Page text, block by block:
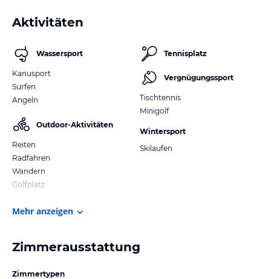
Aktivitäten
Wassersport
Kanusport
Surfen
Angeln
Outdoor-Aktivitäten
Reiten
Radfahren
Wandern
Golfplatz
Tennisplatz
Vergnügungssport
Tischtennis
Minigolf
Wintersport
Skilaufen
Mehr anzeigen
Zimmerausstattung
Zimmertypen